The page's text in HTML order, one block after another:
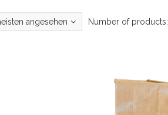
angesehen Number of products: